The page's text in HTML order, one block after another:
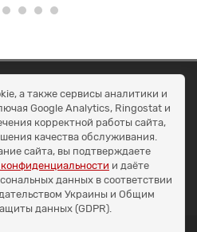
а также сервисы аналитики и
Google Analytics, Ringostat и
корректной работы сайта,
качества обслуживания.
сайта, вы подтверждаете
и даёте
данных в соответствии
Украины и Общим
данных (GDPR).